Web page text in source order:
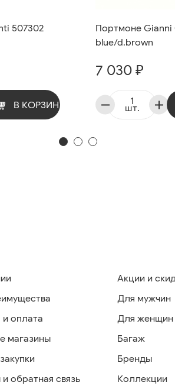
507302
В КОРЗИНУ
Портмоне Gianni
blue/d.brown
7 030 ₽
шт.
оплата
магазины
обратная связь
Акции и
Для мужчин
Для женщин
Багаж
Бренды
Коллекции